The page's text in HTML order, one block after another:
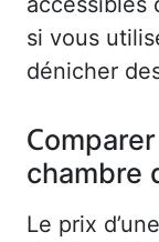
si vous
dénicher
chambre
Le prix